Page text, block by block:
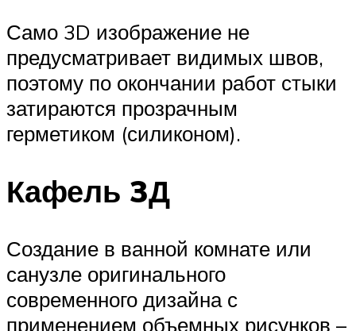
Само 3D изображение не
предусматривает видимых швов,
поэтому по окончании работ стыки
затираются прозрачным
герметиком (силиконом).
Кафель 3Д
Создание в ванной комнате или
санузле оригинального
современного дизайна с
применением объемных рисунков –